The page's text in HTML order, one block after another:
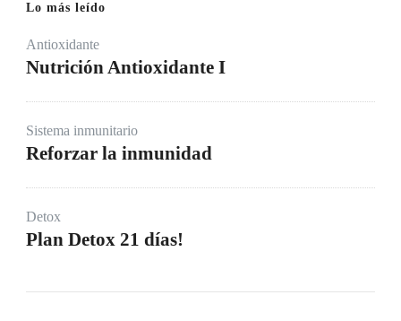
Lo más leído
Antioxidante
Nutrición Antioxidante I
Sistema inmunitario
Reforzar la inmunidad
Detox
Plan Detox 21 días!